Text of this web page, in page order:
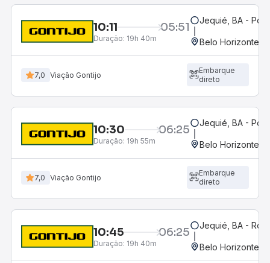
10:11 05:51
Duração: 19h 40m
Jequié, BA -
Belo Horizonte,
7,0 Viação Gontijo
Embarque
direto
10:30 06:25
Duração: 19h 55m
Jequié, BA -
Belo Horizonte,
7,0 Viação Gontijo
Embarque
direto
10:45 06:25
Duração: 19h 40m
Jequié, BA -
Belo Horizonte,